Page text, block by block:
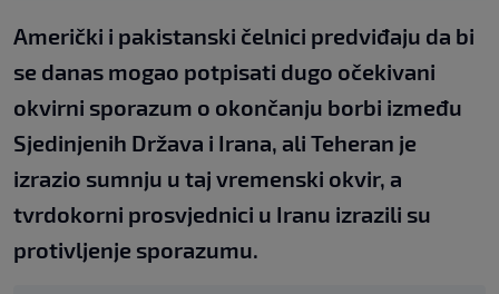
Američki i pakistanski čelnici predviđaju da bi
se danas mogao potpisati dugo očekivani
okvirni sporazum o okončanju borbi između
Sjedinjenih Država i Irana, ali Teheran je
izrazio sumnju u taj vremenski okvir, a
tvrdokorni prosvjednici u Iranu izrazili su
protivljenje sporazumu.